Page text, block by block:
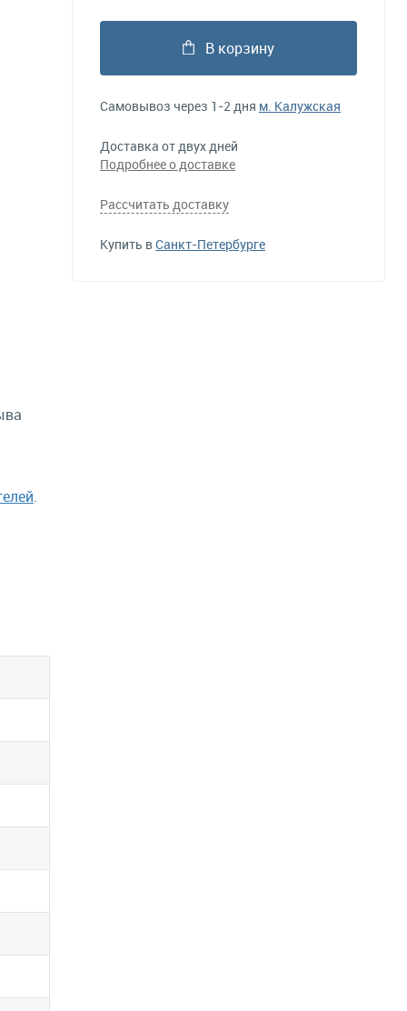
.
В корзину
Самовывоз через 1-2 дня м. Калужская
Доставка от двух дней
Подробнее о доставке
Рассчитать доставку
Купить вСанкт-Петербурге